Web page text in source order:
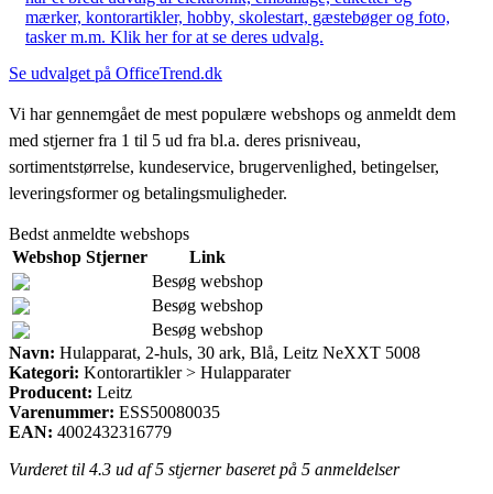
mærker, kontorartikler, hobby, skolestart, gæstebøger og foto,
tasker m.m. Klik her for at se deres udvalg.
Se udvalget på OfficeTrend.dk
Vi har gennemgået de mest populære webshops og anmeldt dem
med stjerner fra 1 til 5 ud fra bl.a. deres prisniveau,
sortimentstørrelse, kundeservice, brugervenlighed, betingelser,
leveringsformer og betalingsmuligheder.
Bedst anmeldte webshops
Webshop Stjerner
Link
Besøg webshop
Besøg webshop
Besøg webshop
Navn: Hulapparat, 2-huls, 30 ark, Blå, Leitz NeXXT 5008
Kategori: Kontorartikler > Hulapparater
Producent: Leitz
Varenummer: ESS50080035
EAN: 4002432316779
Vurderet til 4.3 ud af 5 stjerner baseret på 5 anmeldelser